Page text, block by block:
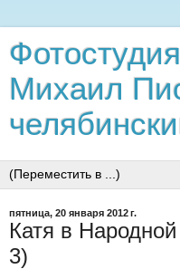
Михаил
пятница, 20 января 2012 г.
Катя в
3)